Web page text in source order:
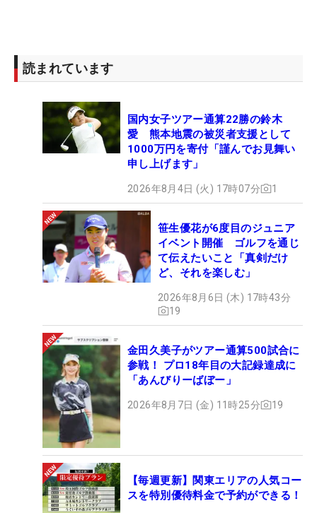
読まれています
国内女子ツアー通算22勝の鈴木
愛 熊本地震の被災者支援として
1000万円を寄付「謹んでお見舞い
申し上げます」
2026年8月4日 (火) 17時07分 1
笹生優花が6度目のジュニア
イベント開催 ゴルフを通じ
て伝えたいこと「真剣だけ
ど、それを楽しむ」
2026年8月6日 (木) 17時43分
19
金田久美子がツアー通算500試合に
参戦！ プロ18年目の大記録達成に
「あんびりーばぼー」
2026年8月7日 (金) 11時25分 19
【毎週更新】関東エリアの人気コー
スを特別優待料金で予約ができる！